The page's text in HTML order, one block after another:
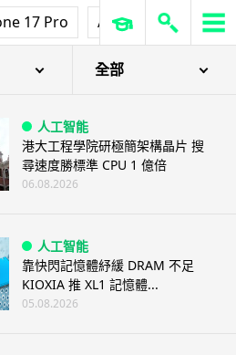
17 Pro AirPods Pro 3
全部
人工智能
港大工程學院研極簡架構晶片 搜
尋速度勝標準 CPU 1 億倍
06.08.2026
人工智能
靠快閃記憶體紓緩 DRAM 不足
KIOXIA 推 XL1 記憶體...
05.08.2026